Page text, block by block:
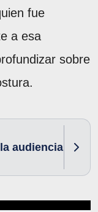
fue
a esa
sobre
audiencia